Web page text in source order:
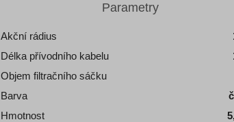
Parametry
Akční rádius
Délka přívodního kabelu
Objem filtračního sáčku
Barva
Hmotnost